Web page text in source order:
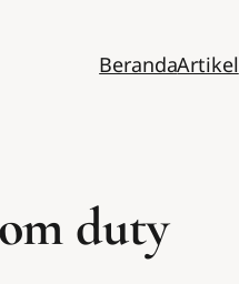
BerandaArtikel
duty